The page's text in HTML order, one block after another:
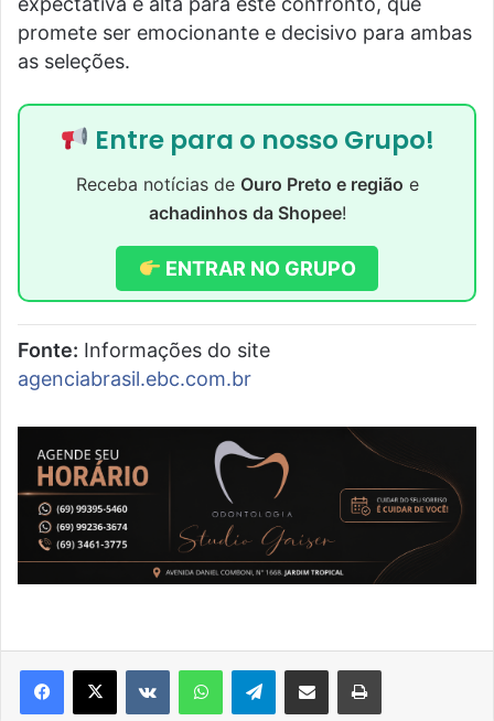
promete ser emocionante e decisivo para ambas
as seleções.
Entre para o nosso Grupo!
Receba notícias de Ouro Preto e região e
achadinhos da Shopee!
ENTRAR NO GRUPO
Fonte: Informações do site
agenciabrasil.ebc.com.br
VK WhatsAppTelegramCompartilhar via e-mail Imprimir